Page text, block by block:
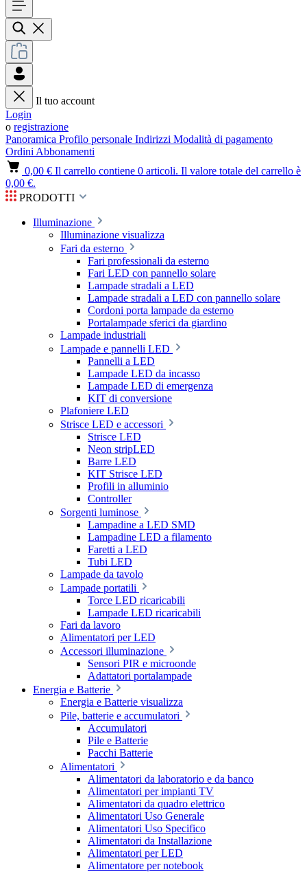
Il tuo account
Login
o registrazione
Panoramica Profilo personale Indirizzi Modalità di pagamento
Ordini Abbonamenti
0,00 € Il carrello contiene 0 articoli. Il valore totale del carrello è
0,00 €.
PRODOTTI
Illuminazione
Illuminazione visualizza
Fari da esterno
Fari professionali da esterno
Fari LED con pannello solare
Lampade stradali a LED
Lampade stradali a LED con pannello solare
Cordoni porta lampade da esterno
Portalampade sferici da giardino
Lampade industriali
Lampade e pannelli LED
Pannelli a LED
Lampade LED da incasso
Lampade LED di emergenza
KIT di conversione
Plafoniere LED
Strisce LED e accessori
Strisce LED
Neon stripLED
Barre LED
KIT Strisce LED
Profili in alluminio
Controller
Sorgenti luminose
Lampadine a LED SMD
Lampadine LED a filamento
Faretti a LED
Tubi LED
Lampade da tavolo
Lampade portatili
Torce LED ricaricabili
Lampade LED ricaricabili
Fari da lavoro
Alimentatori per LED
Accessori illuminazione
Sensori PIR e microonde
Adattatori portalampade
Energia e Batterie
Energia e Batterie visualizza
Pile, batterie e accumulatori
Accumulatori
Pile e Batterie
Pacchi Batterie
Alimentatori
Alimentatori da laboratorio e da banco
Alimentatori per impianti TV
Alimentatori da quadro elettrico
Alimentatori Uso Generale
Alimentatori Uso Specifico
Alimentatori da Installazione
Alimentatori per LED
Alimentatore per notebook